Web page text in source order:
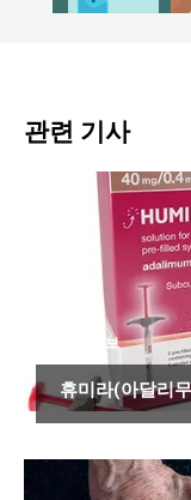
관련 기사
약물 정보
휴미라(아달리